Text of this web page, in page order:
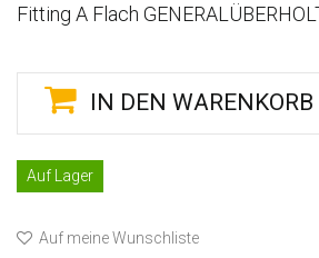
Fitting A Flach GENERALÜBERHOLT
IN DEN WARENKORB
Auf Lager
Auf meine Wunschliste